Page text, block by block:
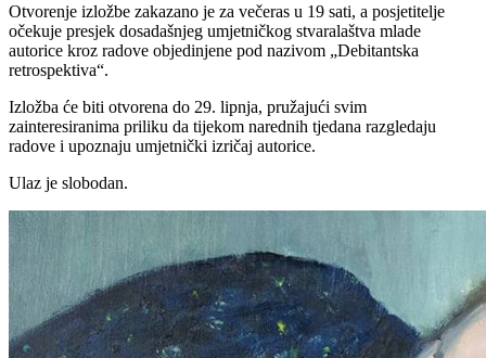
Otvorenje izložbe zakazano je za večeras u 19 sati, a posjetitelje
očekuje presjek dosadašnjeg umjetničkog stvaralaštva mlade
autorice kroz radove objedinjene pod nazivom „Debitantska
retrospektiva“.
Izložba će biti otvorena do 29. lipnja, pružajući svim
zainteresiranima priliku da tijekom narednih tjedana razgledaju
radove i upoznaju umjetnički izričaj autorice.
Ulaz je slobodan.